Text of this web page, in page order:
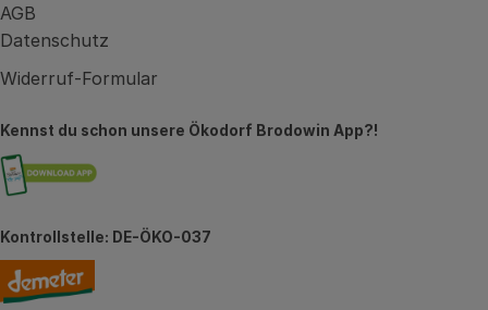
AGB
Datenschutz
Widerruf-Formular
Kennst du schon unsere Ökodorf Brodowin App?!
Externer Link zu https://brodowin.de/
Kontrollstelle: DE-ÖKO-037